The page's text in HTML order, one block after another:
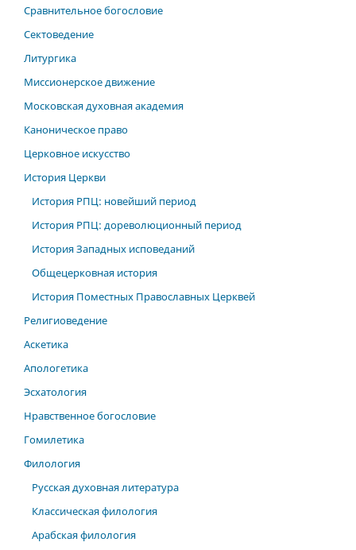
Сравнительное богословие
Сектоведение
Литургика
Миссионерское движение
Московская духовная академия
Каноническое право
Церковное искусство
История Церкви
История РПЦ: новейший период
История РПЦ: дореволюционный период
История Западных исповеданий
Общецерковная история
История Поместных Православных Церквей
Религиоведение
Аскетика
Апологетика
Эсхатология
Нравственное богословие
Гомилетика
Филология
Русская духовная литература
Классическая филология
Арабская филология